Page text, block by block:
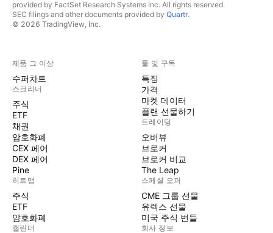
provided by FactSet Research Systems Inc. All rights reserved.
SEC filings and other documents provided by Quartr.
© 2026 TradingView, Inc.
제품 그 이상
수퍼차트
스크리너
주식
ETF
채권
암호화폐
CEX 페어
DEX 페어
Pine
히트맵
주식
ETF
암호화폐
캘린더
툴 및 구독
특징
가격
마켓 데이터
플랜 선물하기
트레이딩
오버뷰
브로커
브로커 비교
The Leap
스페셜 오퍼
CME 그룹 선물
유렉스 선물
미국 주식 번들
회사 정보